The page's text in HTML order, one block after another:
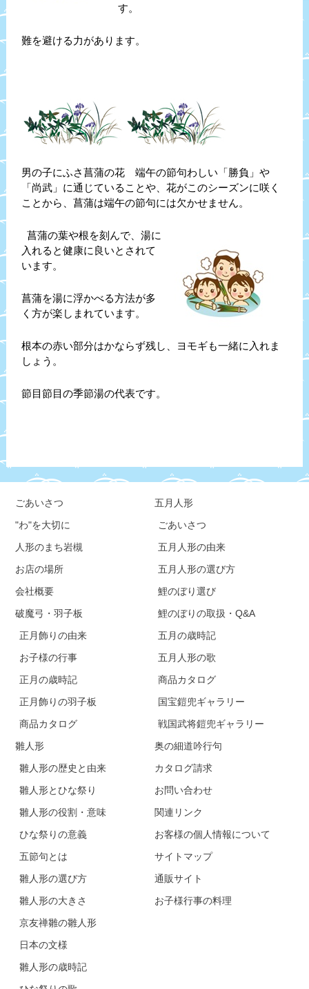
す。
難を避ける力があります。
男の子にふさ菖蒲の花 端午の節句わしい「勝負」や
「尚武」に通じていることや、花がこのシーズンに咲く
ことから、菖蒲は端午の節句には欠かせません。
菖蒲の葉や根を刻んで、湯に
入れると健康に良いとされて
います。
菖蒲を湯に浮かべる方法が多
く方が楽しまれています。
根本の赤い部分はかならず残し、ヨモギも一緒に入れま
しょう。
節目節目の季節湯の代表です。
ごあいさつ
"わ"を大切に
人形のまち岩槻
お店の場所
会社概要
破魔弓・羽子板
正月飾りの由来
お子様の行事
正月の歳時記
正月飾りの羽子板
商品カタログ
雛人形
雛人形の歴史と由来
雛人形とひな祭り
雛人形の役割・意味
ひな祭りの意義
五節句とは
雛人形の選び方
雛人形の大きさ
京友禅雛の雛人形
日本の文様
雛人形の歳時記
五月人形
ごあいさつ
五月人形の由来
五月人形の選び方
鯉のぼり選び
鯉のぼりの取扱・Q&A
五月の歳時記
五月人形の歌
商品カタログ
国宝鎧兜ギャラリー
戦国武将鎧兜ギャラリー
奥の細道吟行句
カタログ請求
お問い合わせ
関連リンク
お客様の個人情報について
サイトマップ
通販サイト
お子様行事の料理